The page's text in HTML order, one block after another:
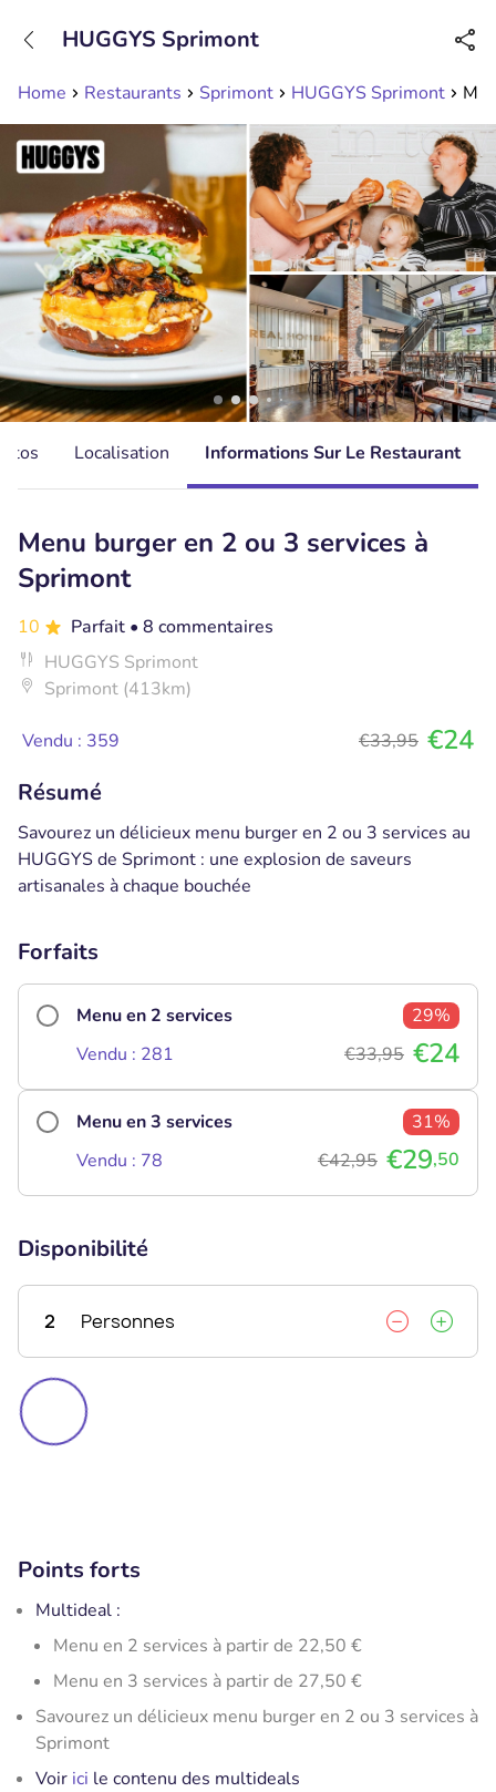
Disponible jusqu'à 23:00 heures
Home Restaurants Sprimont HUGGYS Sprimont
HUGGYS Sprimont
Localisation Informations Sur Le Restaurant
Menu burger en 2 ou 3 services à
Sprimont
10 Parfait • 8 commentaires
HUGGYS Sprimont
Sprimont (413km)
Vendu : 359 €33,95 €24
Résumé
Savourez un délicieux menu burger en 2 ou 3 services au
HUGGYS de Sprimont : une explosion de saveurs
artisanales à chaque bouchée
Forfaits
Menu en 2 services
29%
Vendu : 281
€33,95 €24
Menu en 3 services
31%
Vendu : 78
€42,95 €29,50
Disponibilité
2 Personnes
Points forts
Multideal :
​Menu en 2 services à partir de 22,50 €
Menu en 3 services à partir de 27,50 €
Savourez un délicieux menu burger en 2 ou 3 services à
Sprimont
Voir ici le contenu des multideals